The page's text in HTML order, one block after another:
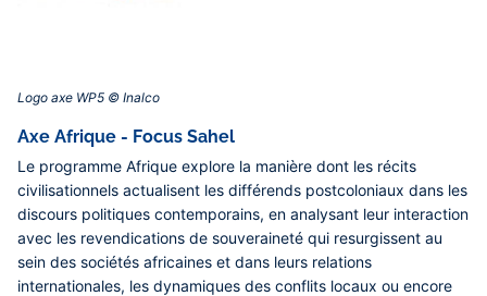
Logo axe WP5 © Inalco‎
Axe Afrique - Focus Sahel
Le programme Afrique explore la manière dont les récits
civilisationnels actualisent les différends postcoloniaux dans les
discours politiques contemporains, en analysant leur interaction
avec les revendications de souveraineté qui resurgissent au
sein des sociétés africaines et dans leurs relations
internationales, les dynamiques des conflits locaux ou encore